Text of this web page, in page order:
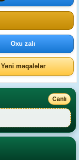
Oxu zalı
Yeni məqalələr
Canlı